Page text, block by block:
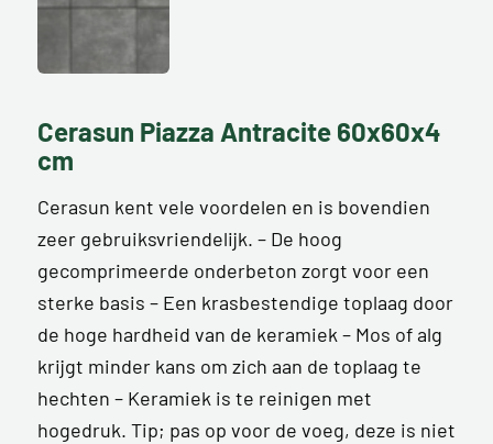
Cerasun Piazza Antracite 60x60x4
cm
Cerasun kent vele voordelen en is bovendien
zeer gebruiksvriendelijk. – De hoog
gecomprimeerde onderbeton zorgt voor een
sterke basis – Een krasbestendige toplaag door
de hoge hardheid van de keramiek – Mos of alg
krijgt minder kans om zich aan de toplaag te
hechten – Keramiek is te reinigen met
hogedruk. Tip; pas op voor de voeg, deze is niet